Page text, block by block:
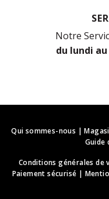
Notre
du lundi
Qui sommes-nous |
Guide
Conditions générales de
Paiement sécurisé |